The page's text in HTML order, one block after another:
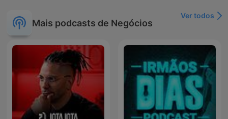
Mais podcasts de Negócios
Ver todos